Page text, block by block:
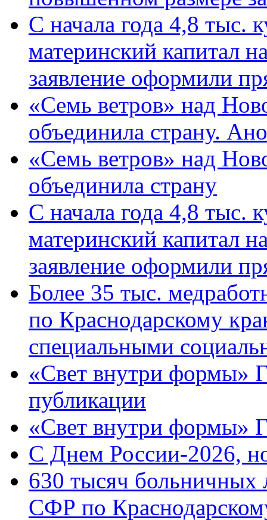
С начала года 4,8 тыс.
материнский капитал
заявление оформили
«Семь ветров» над
объединила страну.
«Семь ветров» над
объединила страну
С начала года 4,8 тыс.
материнский капитал
заявление оформили
Более 35 тыс.
по Краснодарскому
специальными
«Свет внутри формы»
публикации
«Свет внутри формы»
C Днем России-2026,
630 тысяч больничных
СФР по